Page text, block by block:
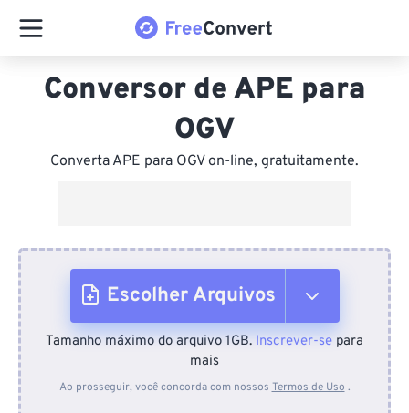
Conversor de APE para
OGV
Converta APE para OGV on-line, gratuitamente.
Escolher Arquivos
Do dispositivo
Tamanho máximo do arquivo 1GB. Inscrever-se para
mais
Ao prosseguir, você concorda com nossos Termos de Uso .